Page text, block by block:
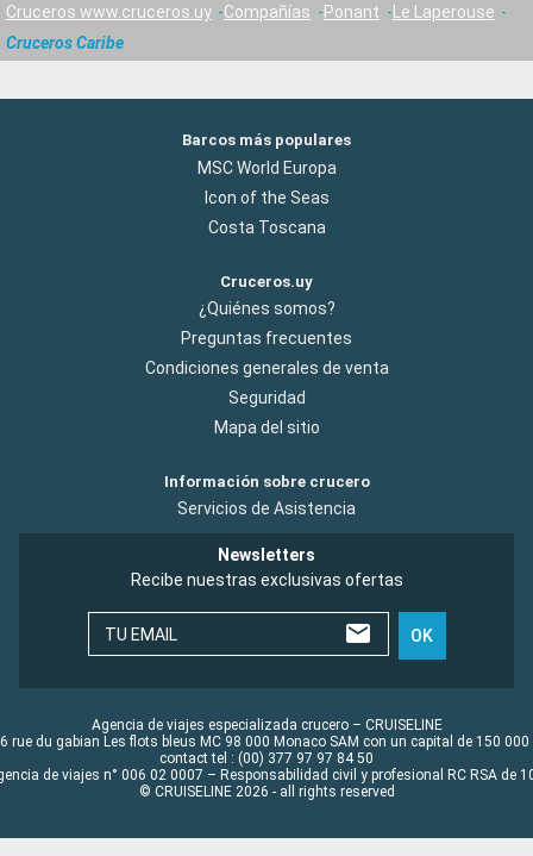
Cruceros www.cruceros.uy Compañías Ponant
Le Laperouse
Cruceros Caribe
Barcos más populares
MSC World Europa
Icon of the Seas
Costa Toscana
Cruceros.uy
¿Quiénes somos?
Preguntas frecuentes
Condiciones generales de venta
Seguridad
Mapa del sitio
Información sobre crucero
Servicios de Asistencia
Newsletters
Recibe nuestras exclusivas ofertas
TU EMAIL OK
Agencia de viajes especializada crucero – CRUISELINE
rue du gabian Les flots bleus MC 98 000 Monaco SAM con un capital de 150 000
contact tel : (00) 377 97 97 84 50
de viajes n° 006 02 0007 – Responsabilidad civil y profesional RC RSA de
© CRUISELINE 2026 - all rights reserved